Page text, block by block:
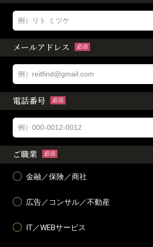
メールアドレス 必須
電話番号 必須
ご職業 必須
金融／保険／商社
広告／コンサル／不動産
IT／WEBサービス